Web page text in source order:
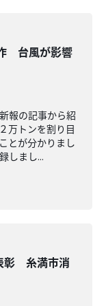
台風が影響
報の記事から紹
万トンを割り目
とが分かりまし
しまし...
彰 糸満市消